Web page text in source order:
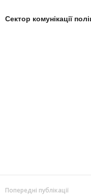
Сектор комунікації
Попередні публікації